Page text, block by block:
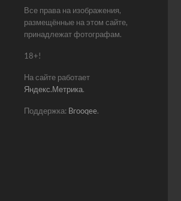
Все права на изображения,
размещённые на этом сайте,
принадлежат фотографам.
18+!
На сайте работает
Яндекс.Метрика.
Поддержка: Brooqee.